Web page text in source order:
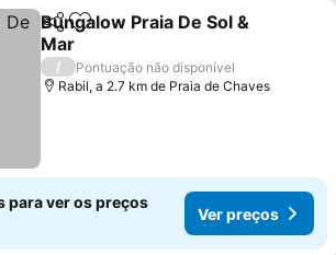
PartilharAdicionar aos favoritos
Bungalow Praia De Sol &
Mar
Ver preços
/
Pontuação não disponível
Rabil, a 2.7 km de Praia de Chaves
para ver os preços
Ver preços